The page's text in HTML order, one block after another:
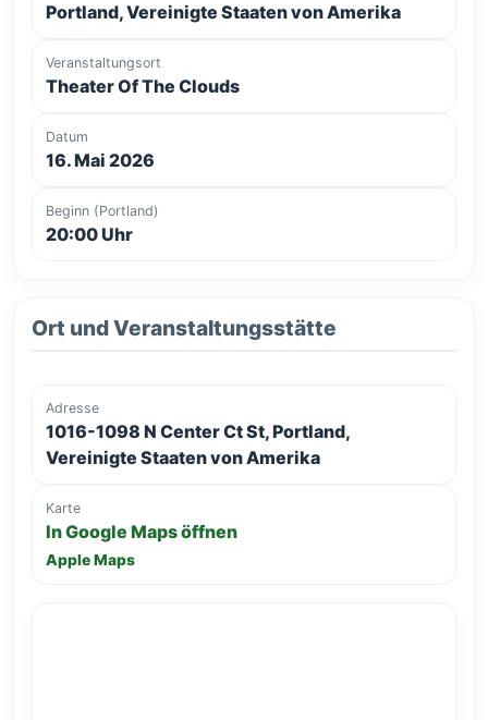
Portland, Vereinigte Staaten von Amerika
Veranstaltungsort
Theater Of The Clouds
Datum
16. Mai 2026
Beginn (Portland)
20:00 Uhr
Ort und Veranstaltungsstätte
Adresse
1016-1098 N Center Ct St, Portland,
Vereinigte Staaten von Amerika
Karte
In Google Maps öffnen
Apple Maps